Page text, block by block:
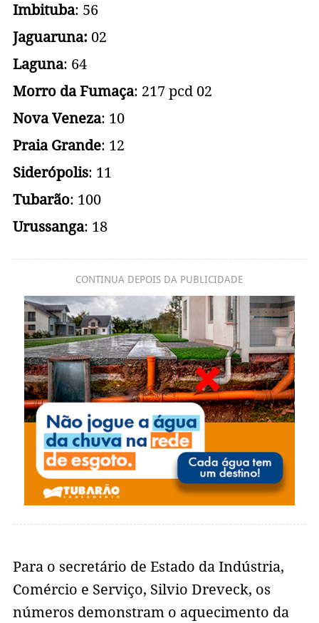
Imbituba: 56
Jaguaruna: 02
Laguna: 64
Morro da Fumaça: 217 pcd 02
Nova Veneza: 10
Praia Grande: 12
Siderópolis: 11
Tubarão: 100
Urussanga: 18
CONTINUA DEPOIS DA PUBLICIDADE
Para o secretário de Estado da Indústria,
Comércio e Serviço, Silvio Dreveck, os
números demonstram o aquecimento da